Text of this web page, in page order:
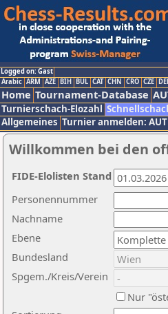
Logged on: Gast
Arabic ARM AZE BIH BUL CAT CHN CRO CZE
Home Tournament-Database
Turnierschach-Elozahl
Allgemeines Turnier anmelden: AUT
Willkommen bei den
Nachname
Ebene
Personennummer
Bundesland
Spgem./Kreis/Verein
Nur
FIDE-Elolisten Stand